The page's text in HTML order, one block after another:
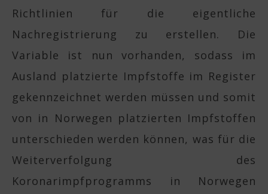
Richtlinien für die eigentliche
Nachregistrierung zu erstellen. Die
Variable ist nun vorhanden, sodass im
Ausland platzierte Impfstoffe im Register
gekennzeichnet werden müssen und somit
von in Norwegen platzierten Impfstoffen
unterschieden werden können, was für die
Weiterverfolgung des
Koronarimpfprogramms in Norwegen